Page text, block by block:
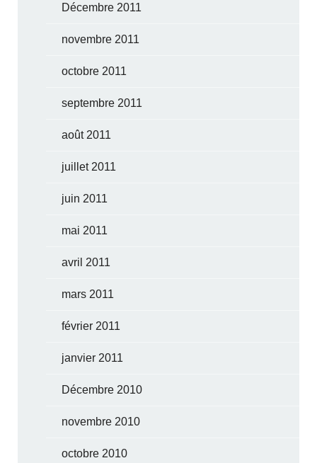
Décembre 2011
novembre 2011
octobre 2011
septembre 2011
août 2011
juillet 2011
juin 2011
mai 2011
avril 2011
mars 2011
février 2011
janvier 2011
Décembre 2010
novembre 2010
octobre 2010